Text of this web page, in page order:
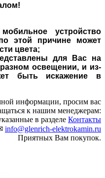
устройство
этой причине может
цвета;
для Вас на
освещении, и из-
быть искажение в
информации, просим вас
к нашим менеджерам:
в разделе Контакты
info@glenrich-elektrokamin.ru
Приятных Вам покупок.